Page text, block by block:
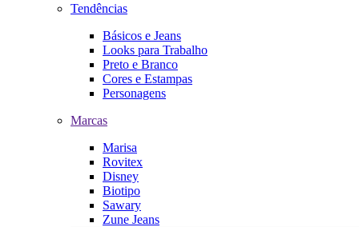
Tendências
Básicos e Jeans
Looks para Trabalho
Preto e Branco
Cores e Estampas
Personagens
Marcas
Marisa
Rovitex
Disney
Biotipo
Sawary
Zune Jeans